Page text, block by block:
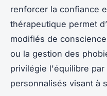
renforcer la confiance
thérapeutique permet
modifiés de
ou la gestion des
privilégie l'équilibre
personnalisés visant à